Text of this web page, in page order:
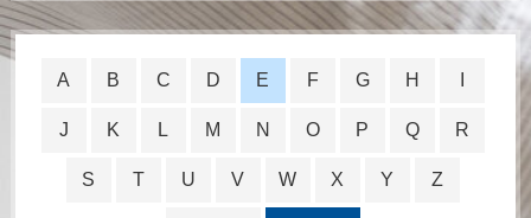
A B C D E F G H
J K L M N O P Q R
S T U V W X Y Z